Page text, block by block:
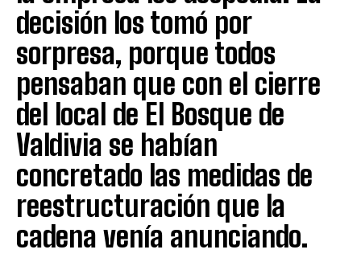
decisión los tomó por
sorpresa, porque todos
pensaban que con el cierre
del local de El Bosque de
Valdivia se habían
concretado las medidas de
reestructuración que la
cadena venía anunciando.